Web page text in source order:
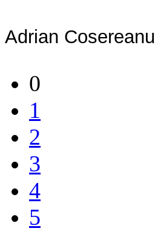
Adrian Cosereanu
0
1
2
3
4
5